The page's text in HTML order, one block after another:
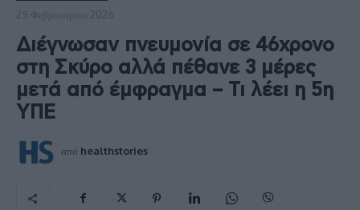
25 Φεβρουαρίου 2026
Διέγνωσαν πνευμονία σε 46χρονο
στη Σκύρο αλλά πέθανε 3 μέρες
μετά από έμφραγμα – Τι λέει η 5η
ΥΠΕ
από healthstories